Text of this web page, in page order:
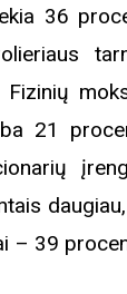
36
21
– 39